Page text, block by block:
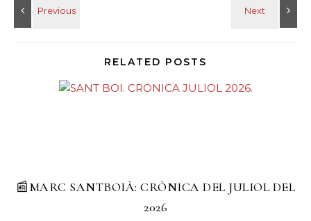
RELATED POSTS
📰MARC SANTBOIÀ: CRÒNICA DEL JULIOL DEL
2026